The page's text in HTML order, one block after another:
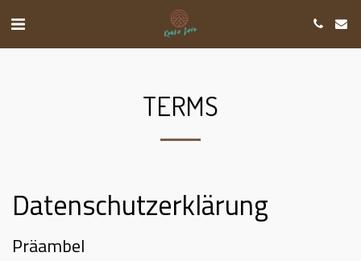
TERMS
Datenschutzerklärung
Präambel